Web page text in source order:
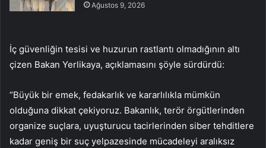
Ağustos 9, 2026
İç güvenliğin tesisi ve huzurun rastlantı olmadığının altı
çizen Bakan Yerlikaya, açıklamasını şöyle sürdürdü:
“Büyük bir emek, fedakarlık ve kararlılıkla mümkün
olduğuna dikkat çekiyoruz. Bakanlık, terör örgütlerinden
organize suçlara, uyuşturucu tacirlerinden siber tehditlere
kadar geniş bir suç yelpazesinde mücadeleyi aralıksız